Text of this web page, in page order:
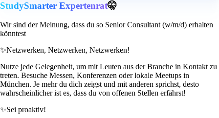
StudySmarter Expertenrat🤫
Wir sind der Meinung, dass du so Senior Consultant (w/m/d) erhalten
könntest
✨Netzwerken, Netzwerken, Netzwerken!
Nutze jede Gelegenheit, um mit Leuten aus der Branche in Kontakt zu
treten. Besuche Messen, Konferenzen oder lokale Meetups in
München. Je mehr du dich zeigst und mit anderen sprichst, desto
wahrscheinlicher ist es, dass du von offenen Stellen erfährst!
✨Sei proaktiv!